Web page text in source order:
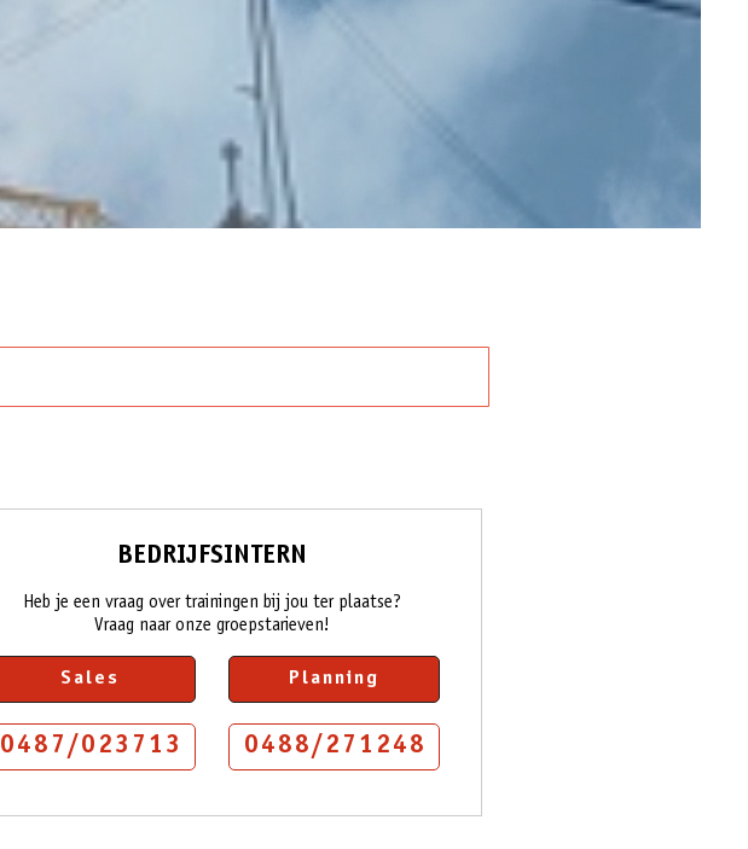
BEDRIJFSINTERN
Heb je een vraag over trainingen bij jou ter plaatse?
Vraag naar onze groepstarieven!
Sales
0487/023713
Planning
0488/271248